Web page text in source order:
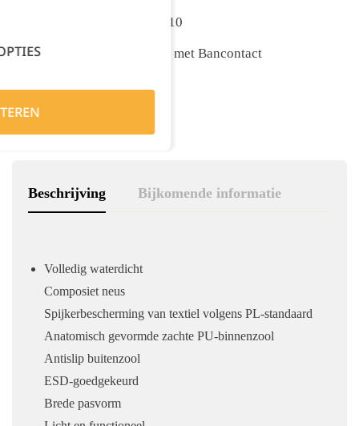
Klanten geven ons 9,5/10
Veilig online afrekenen met Bancontact
Beschrijving Bijkomende informatie
Volledig waterdicht
Composiet neus
Spijkerbescherming van textiel volgens PL-standaard
Anatomisch gevormde zachte PU-binnenzool
Antislip buitenzool
ESD-goedgekeurd
Brede pasvorm